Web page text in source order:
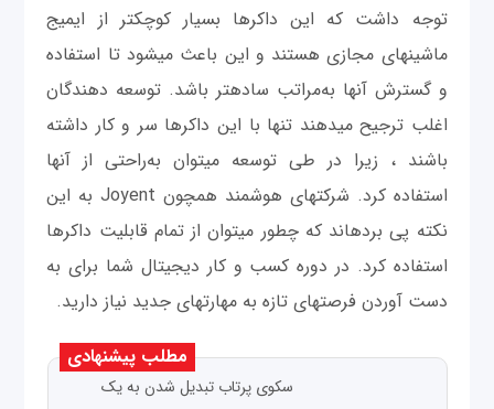
توجه داشت که این داکرها بسیار کوچک‎تر از ایمیج
ماشین‎های مجازی هستند و این باعث می‎شود تا استفاده
و گسترش آن‎ها به‌مراتب ساده‎تر باشد. توسعه ‎دهندگان
اغلب ترجيح می‎دهند تنها با این داکرها سر و کار داشته
باشند ، زیرا در طی توسعه می‎توان به‌راحتی از آن‎ها
استفاده کرد. شرکت‎های هوشمند همچون Joyent به این
نکته پی برده‎اند که چطور می‎توان از تمام قابلیت داکرها
استفاده کرد. در دوره کسب‎ و‎ کار دیجیتال شما برای به
دست آوردن فرصت‎های تازه به مهارت‎های جدید نیاز دارید.
مطلب پیشنهادی
سکوی پرتاب تبدیل شدن به یک